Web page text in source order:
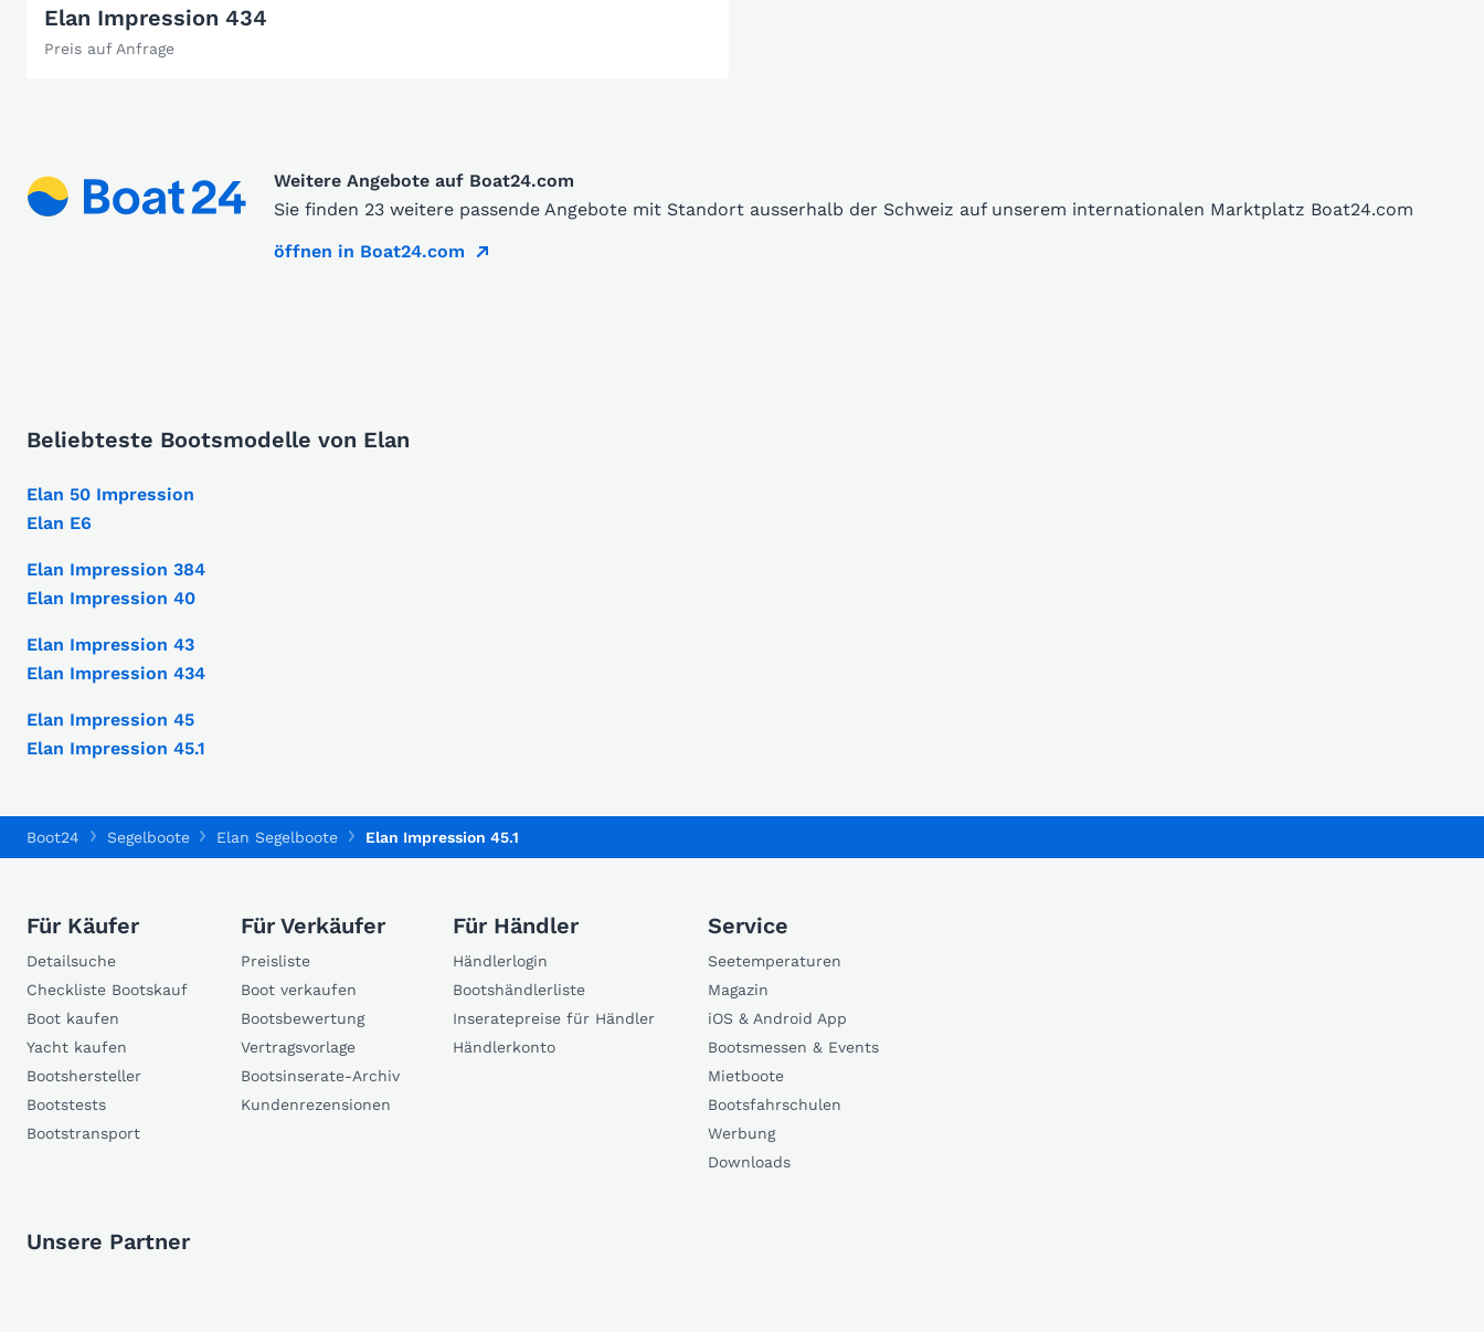
Elan Impression 434
Preis auf Anfrage
Weitere Angebote auf Boat24.com
Sie finden 23 weitere passende Angebote mit Standort ausserhalb der Schweiz auf unserem internationalen Marktplatz Boat24.com
öffnen in Boat24.com
Beliebteste Bootsmodelle von Elan
Elan 50 Impression
Elan E6
Elan Impression 384
Elan Impression 40
Elan Impression 43
Elan Impression 434
Elan Impression 45
Elan Impression 45.1
Boot24 Segelboote Elan Segelboote Elan Impression 45.1
Für Käufer
Detailsuche
Checkliste Bootskauf
Boot kaufen
Yacht kaufen
Bootshersteller
Bootstests
Bootstransport
Für Verkäufer
Preisliste
Boot verkaufen
Bootsbewertung
Vertragsvorlage
Bootsinserate-Archiv
Kundenrezensionen
Für Händler
Händlerlogin
Bootshändlerliste
Inseratepreise für Händler
Händlerkonto
Service
Seetemperaturen
Magazin
iOS & Android App
Bootsmessen & Events
Mietboote
Bootsfahrschulen
Werbung
Downloads
Unsere Partner